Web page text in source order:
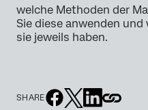
welche Methoden der
Sie diese anwenden
sie jeweils haben.
SHARE